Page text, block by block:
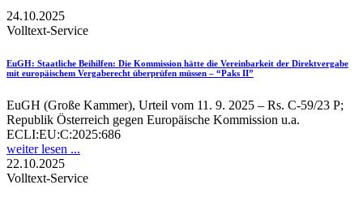
24.10.2025
Volltext-Service
EuGH: Staatliche Beihilfen: Die Kommission hätte die Vereinbarkeit der Direktvergabe
mit europäischem Vergaberecht überprüfen müssen – “Paks II”
EuGH (Große Kammer), Urteil vom 11. 9. 2025 – Rs. C-59/23 P;
Republik Österreich gegen Europäische Kommission u.a.
ECLI:EU:C:2025:686
weiter lesen ...
22.10.2025
Volltext-Service